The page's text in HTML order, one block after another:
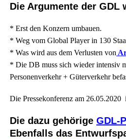
Die Argumente der GDL
* Erst den Konzern umbauen.
* Weg vom Global Player in 130
* Was wird aus dem Verlusten von
* Die DB muss sich wieder intensiv
Personenverkehr + Güterverkehr
Die Pressekonferenz am 26.05.2020
Die dazu gehörige GDL-
Ebenfalls das